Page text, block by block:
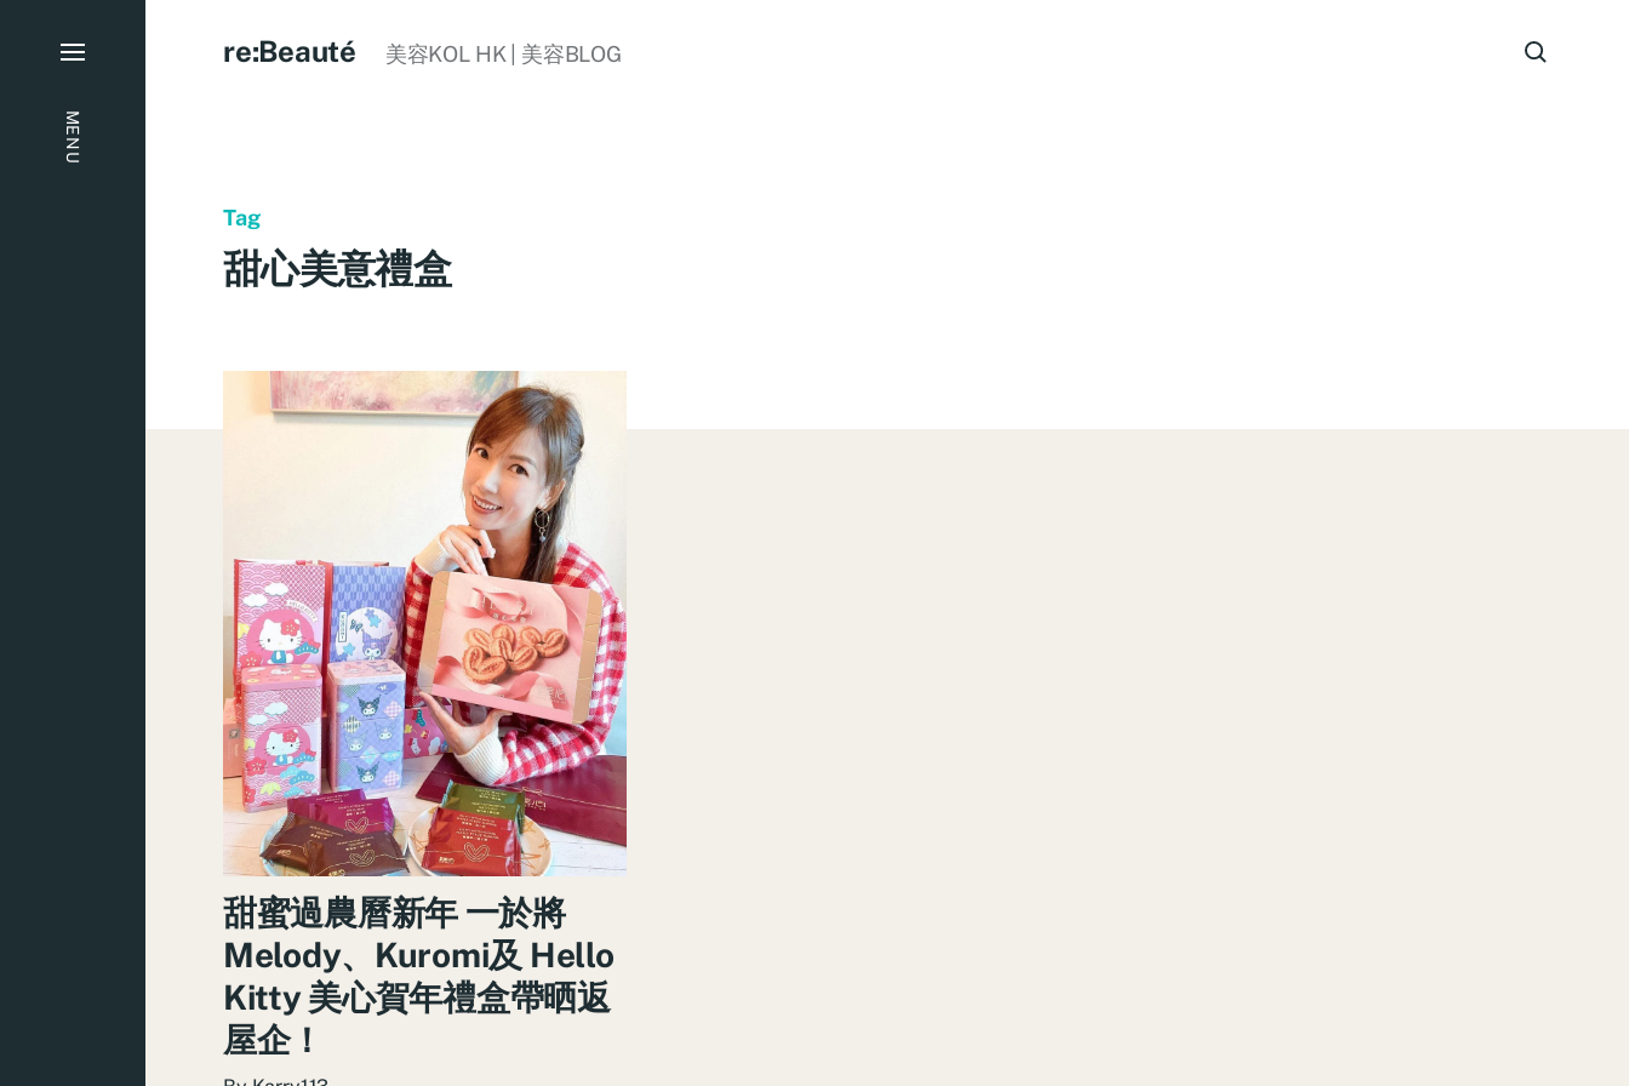
MENU
re:Beauté 美容KOL HK | 美容BLOG
Tag
甜心美意禮盒
甜蜜過農曆新年 一於將
Melody、Kuromi及 Hello
Kitty 美心賀年禮盒帶晒返
屋企！